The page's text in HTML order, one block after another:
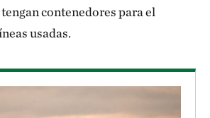
contenedores para el
usadas.